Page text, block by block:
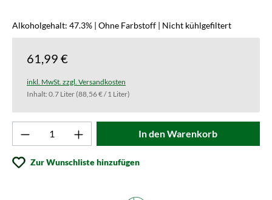
Alkoholgehalt: 47.3% | Ohne Farbstoff | Nicht kühlgefiltert
61,99 €
inkl. MwSt. zzgl. Versandkosten
Inhalt: 0.7 Liter(88,56 € / 1 Liter)
Produkt Anzahl: Gib den gewünschten
In den Warenkorb
Zur Wunschliste hinzufügen